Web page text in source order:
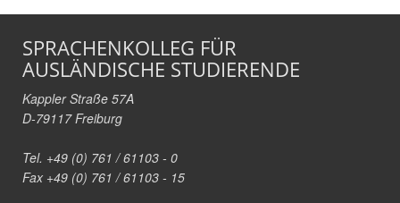
SPRACHENKOLLEG FÜR
AUSLÄNDISCHE STUDIERENDE
Kappler Straße 57A
D-79117 Freiburg
Tel. +49 (0) 761 / 61103 - 0
Fax +49 (0) 761 / 61103 - 15